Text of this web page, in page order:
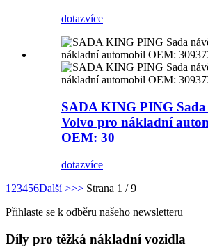
dotazvíce
SADA KING PING Sada
Volvo pro nákladní
OEM: 30
dotazvíce
1 23456Další >>> Strana 1 / 9
Přihlaste se k odběru našeho newsletteru
Díly pro těžká nákladní vozidla